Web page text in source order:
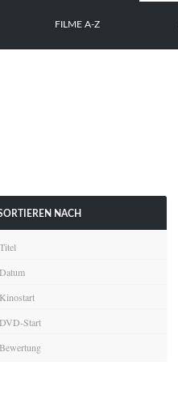
FILME A-Z
NACH
Titel
Datum
Kinostart
DVD-Start
Bewertung